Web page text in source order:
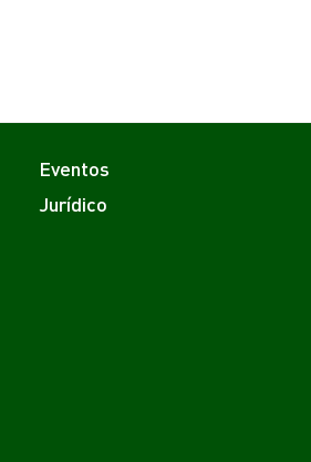
Eventos
Jurídico